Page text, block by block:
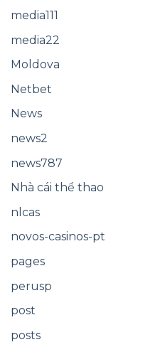
media111
media22
Moldova
Netbet
News
news2
news787
Nhà cái thể thao
nlcas
novos-casinos-pt
pages
perusp
post
posts